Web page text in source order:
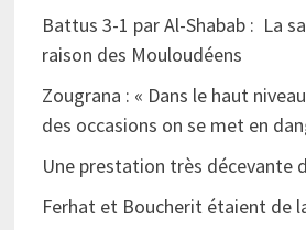
Battus 3-1 par Al-Shabab : La
raison des Mouloudéens
Zougrana : « Dans le haut
des occasions on se met en
Une prestation très décevante
Ferhat et Boucherit étaient de